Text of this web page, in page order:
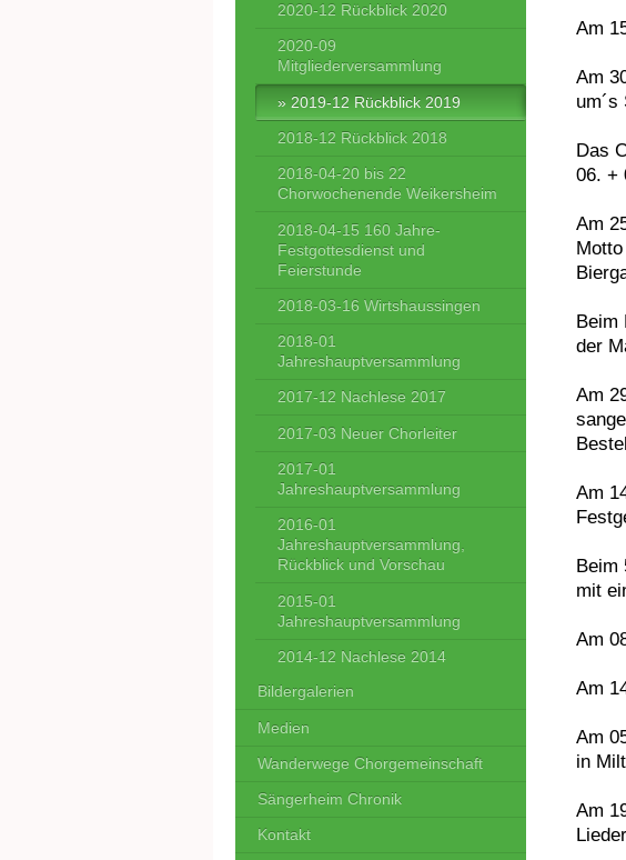
Am
Am
um´s
Das
06. +
Am
Beim
der
Am
Am
Beim
mit
Am
Am
Am
in
Am
2020-12 Rückblick 2020
2020-09
Mitgliederversammlung
2019-12 Rückblick 2019
2018-12 Rückblick 2018
2018-04-20 bis 22
Chorwochenende Weikersheim
2018-04-15 160 Jahre-
Festgottesdienst und
Feierstunde
2018-03-16 Wirtshaussingen
2018-01
Jahreshauptversammlung
2017-12 Nachlese 2017
2017-03 Neuer Chorleiter
2017-01
Jahreshauptversammlung
2016-01
Jahreshauptversammlung,
Rückblick und Vorschau
2015-01
Jahreshauptversammlung
2014-12 Nachlese 2014
Bildergalerien
Medien
Wanderwege Chorgemeinschaft
Sängerheim Chronik
Kontakt